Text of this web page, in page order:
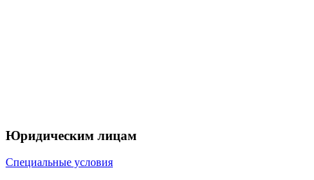
Юридическим лицам
Специальные условия